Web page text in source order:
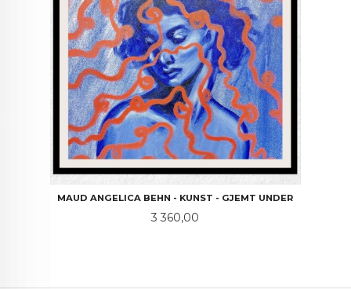
MAUD ANGELICA BEHN - KUNST - GJEMT UNDER
Pris
3 360,00